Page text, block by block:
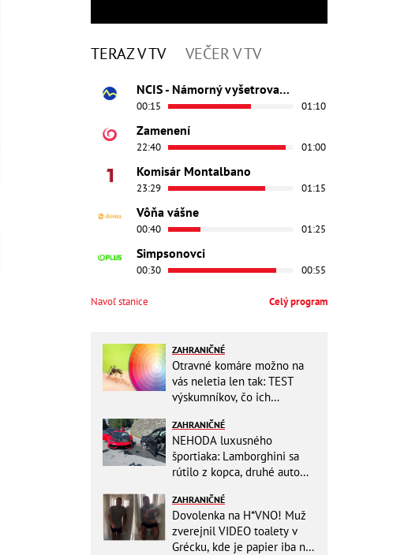
TERAZ V TV VEČER V TV
NCIS - Námorný vyšetrovací úrad
00:15 01:10
Zamenení
22:40 01:00
Komisár Montalbano
23:29 01:15
Vôňa vášne
00:40 01:25
Simpsonovci
00:30 00:55
Navoľ stanice Celý program
ZAHRANIČNÉ
Otravné komáre možno na
vás neletia len tak: TEST
výskumníkov, čo ich
ZAHRANIČNÉ
NEHODA luxusného
športiaka: Lamborghini sa
rútilo z kopca, druhé auto
horšie
ZAHRANIČNÉ
Dovolenka na H*VNO! Muž
zverejnil VIDEO toalety v
Grécku, kde je papier iba na